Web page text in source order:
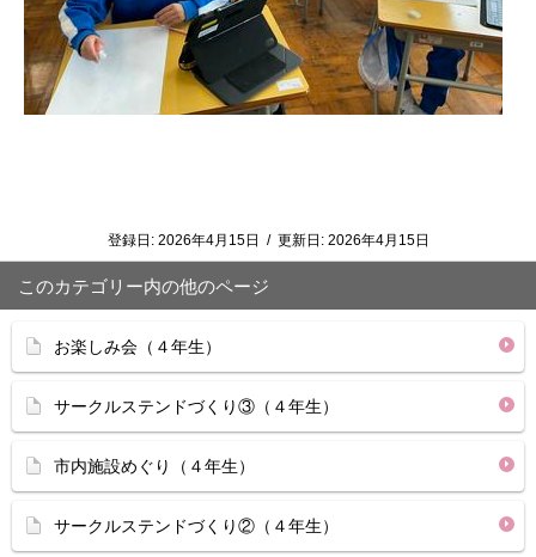
登録日: 2026年4月15日 / 更新日: 2026年4月15日
このカテゴリー内の他のページ
お楽しみ会（４年生）
サークルステンドづくり③（４年生）
市内施設めぐり（４年生）
サークルステンドづくり②（４年生）